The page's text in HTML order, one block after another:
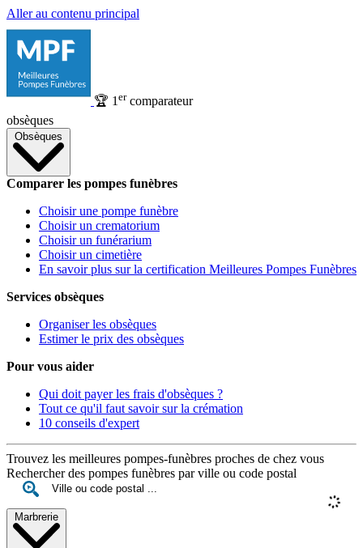
Aller au contenu principal
🏆 1 ercomparateur
obsèques
Obsèques
Comparer les pompes funèbres
Choisir une pompe funèbre
Choisir un crematorium
Choisir un funérarium
Choisir un cimetière
En savoir plus sur la certification Meilleures Pompes Funèbres
Services obsèques
Organiser les obsèques
Estimer le prix des obsèques
Pour vous aider
Qui doit payer les frais d'obsèques ?
Tout ce qu'il faut savoir sur la crémation
10 conseils d'expert
Trouvez les meilleures pompes-funèbres proches de chez vous
Rechercher des pompes funèbres par ville ou code postal
Marbrerie